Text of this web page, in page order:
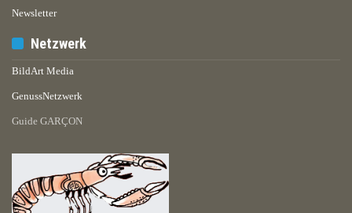
Newsletter
Netzwerk
BildArt Media
GenussNetzwerk
Guide GARÇON